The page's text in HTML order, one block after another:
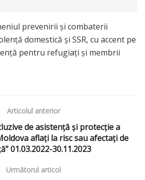
prevenirii și combaterii
domestică și SSR, cu accent pe
pentru refugiați și membrii
Articolul anterior
de asistență și protecție a
aflați la risc sau afectați de
01.03.2022-30.11.2023
Următorul articol